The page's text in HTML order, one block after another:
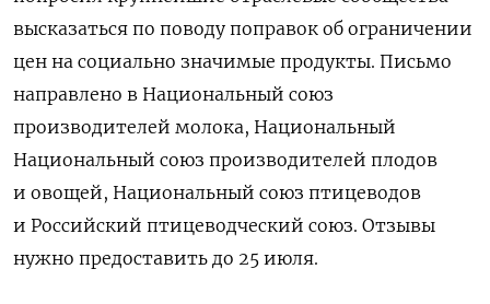
высказаться по поводу поправок об ограничении
цен на социально значимые продукты. Письмо
направлено в Национальный союз
производителей молока, Национальный
Национальный союз производителей плодов
и овощей, Национальный союз птицеводов
и Российский птицеводческий союз. Отзывы
нужно предоставить до 25 июля.